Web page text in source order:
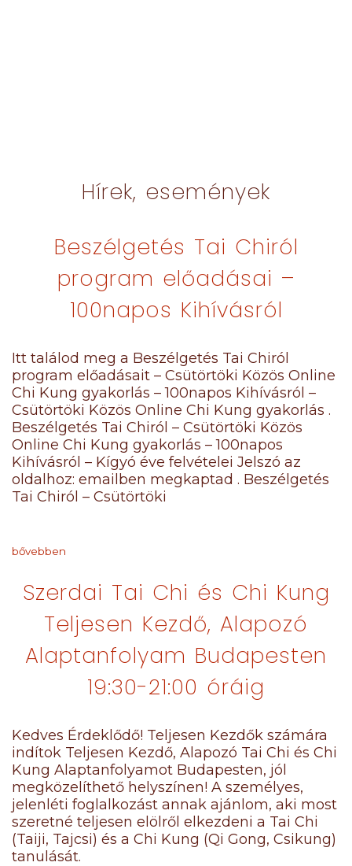
Hírek, események
Beszélgetés Tai Chiról
program előadásai –
100napos Kihívásról
Itt találod meg a Beszélgetés Tai Chiról
program előadásait – Csütörtöki Közös Online
Chi Kung gyakorlás – 100napos Kihívásról –
Csütörtöki Közös Online Chi Kung gyakorlás .
Beszélgetés Tai Chiról – Csütörtöki Közös
Online Chi Kung gyakorlás – 100napos
Kihívásról – Kígyó éve felvételei Jelszó az
oldalhoz: emailben megkaptad . Beszélgetés
Tai Chiról – Csütörtöki
bővebben
Szerdai Tai Chi és Chi Kung
Teljesen Kezdő, Alapozó
Alaptanfolyam Budapesten
19:30-21:00 óráig
Kedves Érdeklődő! Teljesen Kezdők számára
indítok Teljesen Kezdő, Alapozó Tai Chi és Chi
Kung Alaptanfolyamot Budapesten, jól
megközelíthető helyszínen! A személyes,
jelenléti foglalkozást annak ajánlom, aki most
szeretné teljesen elölről elkezdeni a Tai Chi
(Taiji, Tajcsi) és a Chi Kung (Qi Gong, Csikung)
tanulását.